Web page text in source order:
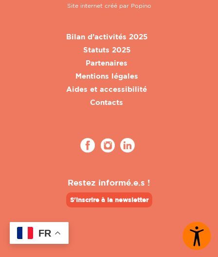
Site internet créé par Popino
Bilan d’activités 2025
Statuts 2025
Partenaires
Mentions légales
Aides et accessibilité
Contacts
Restez informé.e.s !
S'inscrire à la newsletter
FR